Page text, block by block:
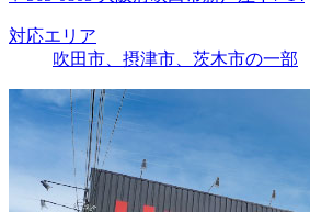
対応エリア
吹田市、摂津市、茨木市の一部